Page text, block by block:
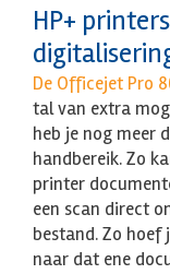
HP+
De Officejet Pro
tal van extra
heb je nog meer
handbereik. Zo
printer
een scan direct
bestand. Zo hoef
naar dat ene